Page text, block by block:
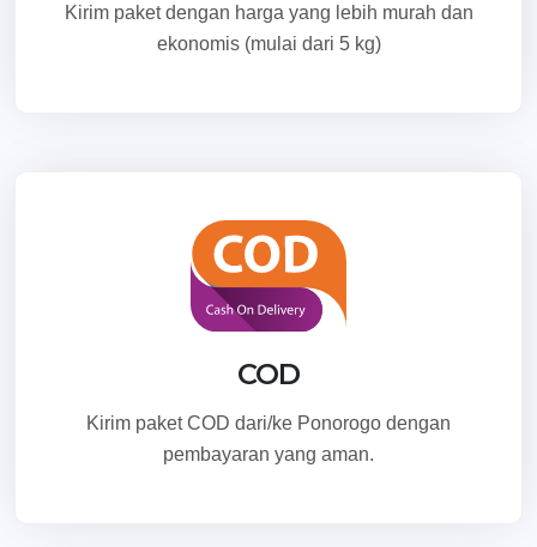
Kirim paket dengan harga yang lebih murah dan
ekonomis (mulai dari 5 kg)
COD
Kirim paket COD dari/ke Ponorogo dengan
pembayaran yang aman.